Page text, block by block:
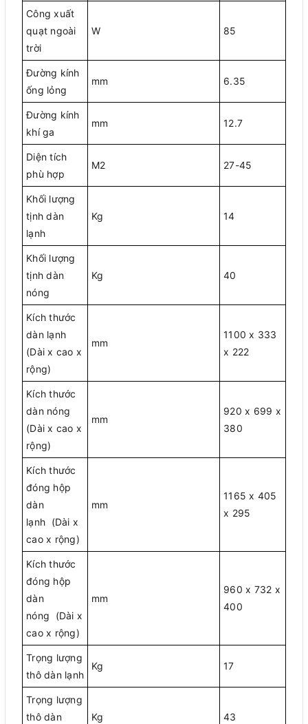
Công xuất
quạt ngoài
trời
W 85
Đường kính
ống lỏng
mm 6.35
Đường kính
khí ga
mm 12.7
Diện tích
phù hợp
M2 27-45
Khối lượng
tịnh dàn
lạnh
Kg 14
Khối lượng
tịnh dàn
nóng
Kg 40
Kích thước
dàn lạnh
(Dài x cao x
rộng)
mm
1100 x 333
x 222
Kích thước
dàn nóng
(Dài x cao x
rộng)
mm
920 x 699 x
380
Kích thước
đóng hộp
dàn
lạnh (Dài x
cao x rộng)
mm
1165 x 405
x 295
Kích thước
đóng hộp
dàn
nóng (Dài x
cao x rộng)
mm
960 x 732 x
400
Trọng lượng
thô dàn lạnh
Kg 17
Trọng lượng
thô dàn
Kg 43